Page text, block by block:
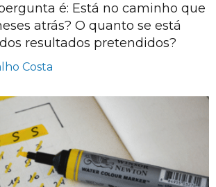
é: Está no caminho que
atrás? O quanto se está
resultados pretendidos?
Costa